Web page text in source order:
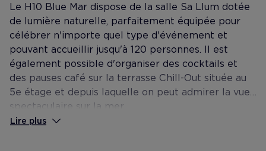
Le H10 Blue Mar dispose de la salle Sa Llum dotée
de lumière naturelle, parfaitement équipée pour
célébrer n'importe quel type d'événement et
pouvant accueillir jusqu'à 120 personnes. Il est
également possible d'organiser des cocktails et
des pauses café sur la terrasse Chill-Out située au
5e étage et depuis laquelle on peut admirer la vue
spectaculaire sur la mer.
Lire plus